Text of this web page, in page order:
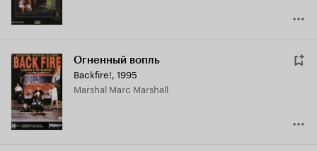
Огненный вопль
Backfire!, 1995
Marshal Marc Marshall